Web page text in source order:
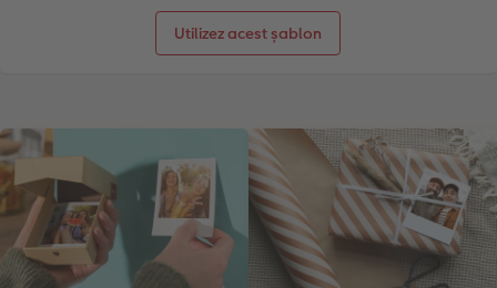
Utilizez acest șablon